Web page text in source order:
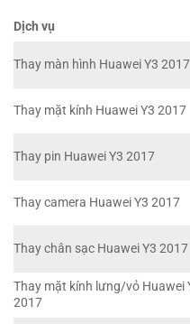
Dịch vụ
Thay màn hình Huawei Y3 2017
Thay mặt kính Huawei Y3 2017
Thay pin Huawei Y3 2017
Thay camera Huawei Y3 2017
Thay chân sạc Huawei Y3 2017
Thay mặt kính lưng/vỏ Huawei
2017